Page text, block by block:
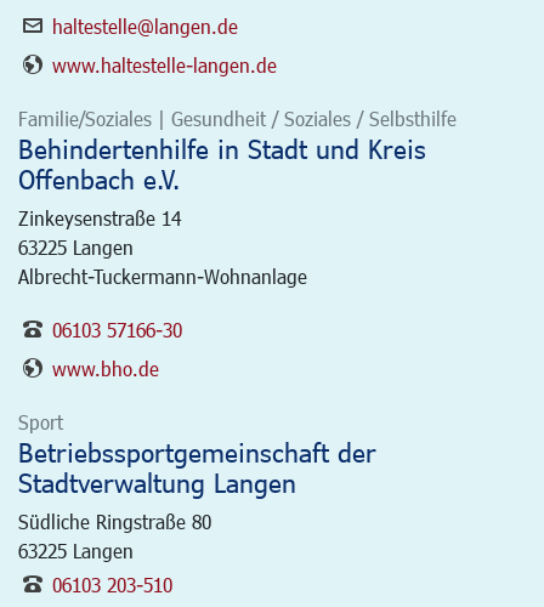
haltestelle@langen.de
www.haltestelle-langen.de
Familie/Soziales | Gesundheit / Soziales / Selbsthilfe
Behindertenhilfe in Stadt und Kreis
Offenbach e.V.
Zinkeysenstraße 14
63225 Langen
Albrecht-Tuckermann-Wohnanlage
06103 57166-30
www.bho.de
Sport
Betriebssportgemeinschaft der
Stadtverwaltung Langen
Südliche Ringstraße 80
63225 Langen
06103 203-510